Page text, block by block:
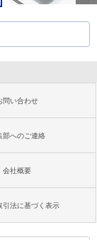
問い合わせ
部へのご連絡
会社概要
引法に基づく表示